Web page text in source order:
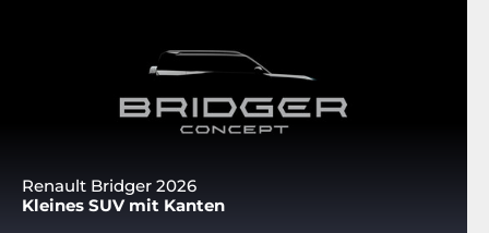
Renault Bridger 2026
Kleines SUV mit Kanten